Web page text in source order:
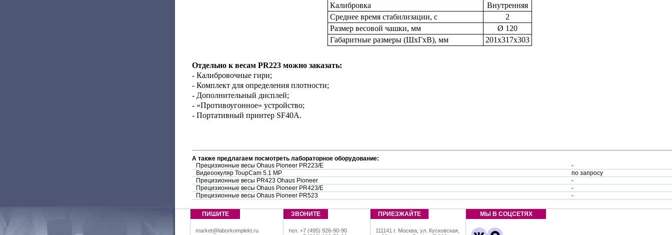
Калибровка
Внутренняя
Среднее время стабилизации, с
2
Размер весовой чашки, мм
Ø 120
Габаритные размеры (ШxГхВ), мм
201x317x303
Отдельно к весам PR223 можно заказать:
- Калибровочные гири;
- Комплект для определения плотности;
- Дополнительный дисплей;
- «Противоугонное» устройство;
- Портативный принтер SF40A.
А также предлагаем посмотреть лабораторное оборудование:
Прецизионные весы Ohaus Pioneer PR223/E
-
Видеоокуляр ToupCam 5.1 MP
по запросу
Прецизионные весы PR423 Ohaus Pioneer
-
Прецизионные весы Ohaus Pioneer PR423/E
-
Прецизионные весы Ohaus Pioneer PR523
-
ПИШИТЕ
market@laborkomplekt.ru
ЗВОНИТЕ
тел. +7 (495) 926-90-90
ПРИЕЗЖАЙТЕ
111141 г. Москва, ул. Кусковская,
МЫ В СОЦСЕТЯХ